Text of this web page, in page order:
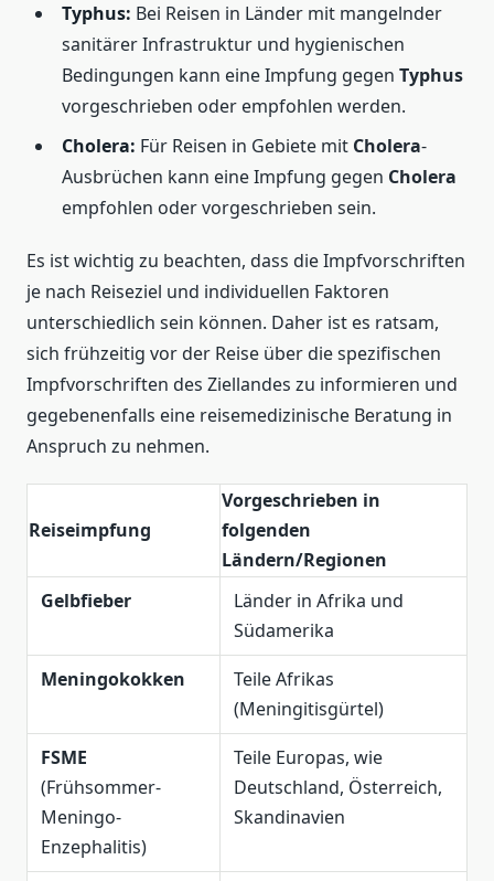
Typhus: Bei Reisen in Länder mit mangelnder
sanitärer Infrastruktur und hygienischen
Bedingungen kann eine Impfung gegen Typhus
vorgeschrieben oder empfohlen werden.
Cholera: Für Reisen in Gebiete mit Cholera-
Ausbrüchen kann eine Impfung gegen Cholera
empfohlen oder vorgeschrieben sein.
Es ist wichtig zu beachten, dass die Impfvorschriften
je nach Reiseziel und individuellen Faktoren
unterschiedlich sein können. Daher ist es ratsam,
sich frühzeitig vor der Reise über die spezifischen
Impfvorschriften des Ziellandes zu informieren und
gegebenenfalls eine reisemedizinische Beratung in
Anspruch zu nehmen.
Reiseimpfung
Vorgeschrieben in
folgenden
Ländern/Regionen
Gelbfieber
Länder in Afrika und
Südamerika
Meningokokken
Teile Afrikas
(Meningitisgürtel)
FSME
(Frühsommer-
Meningo-
Enzephalitis)
Teile Europas, wie
Deutschland, Österreich,
Skandinavien